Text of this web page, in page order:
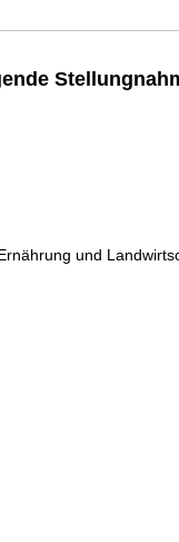
und